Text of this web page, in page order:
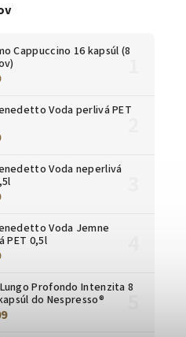
Cappuccino 16 kapsúl (8
Voda perlivá PET
Voda neperlivá
Voda Jemne
PET 0,5l
Profondo Intenzita 8
do Nespresso®